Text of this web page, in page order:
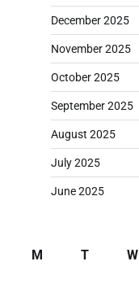
December 2025
November 2025
October 2025
September 2025
August 2025
July 2025
June 2025
M
T W